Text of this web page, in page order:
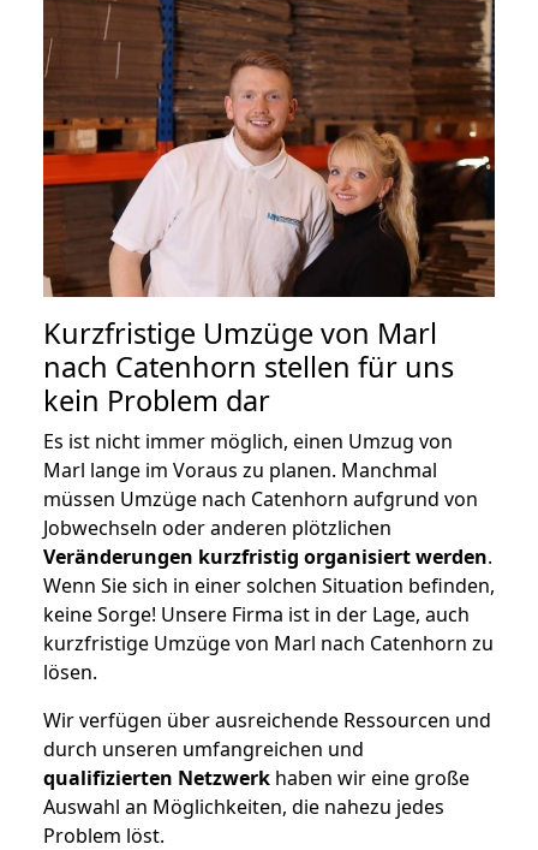
Kurzfristige Umzüge von Marl
nach Catenhorn stellen für uns
kein Problem dar
Es ist nicht immer möglich, einen Umzug von
Marl lange im Voraus zu planen. Manchmal
müssen Umzüge nach Catenhorn aufgrund von
Jobwechseln oder anderen plötzlichen
Veränderungen kurzfristig organisiert werden.
Wenn Sie sich in einer solchen Situation befinden,
keine Sorge! Unsere Firma ist in der Lage, auch
kurzfristige Umzüge von Marl nach Catenhorn zu
lösen.
Wir verfügen über ausreichende Ressourcen und
durch unseren umfangreichen und
qualifizierten Netzwerk haben wir eine große
Auswahl an Möglichkeiten, die nahezu jedes
Problem löst.